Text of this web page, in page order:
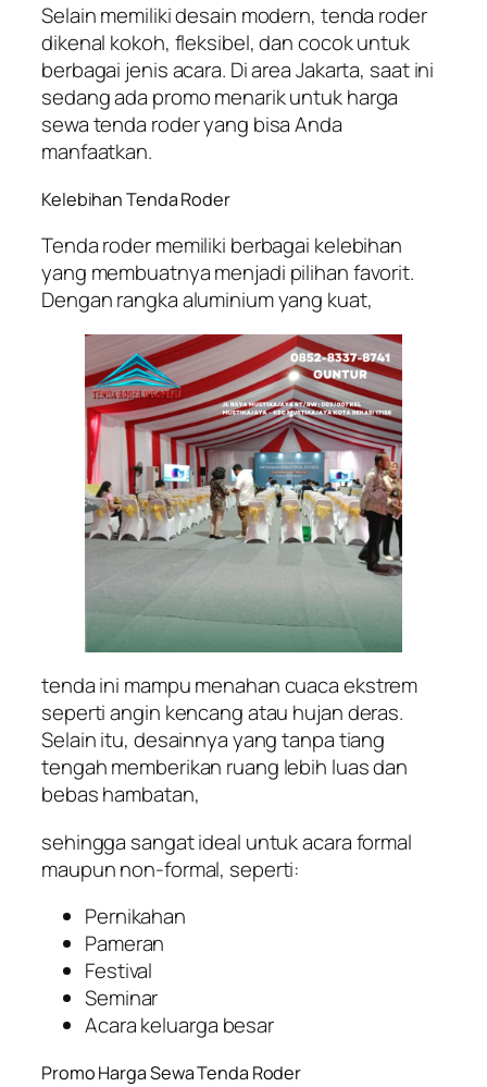
Selain memiliki desain modern, tenda roder
dikenal kokoh, fleksibel, dan cocok untuk
berbagai jenis acara. Di area Jakarta, saat ini
sedang ada promo menarik untuk harga
sewa tenda roder yang bisa Anda
manfaatkan.
Kelebihan Tenda Roder
Tenda roder memiliki berbagai kelebihan
yang membuatnya menjadi pilihan favorit.
Dengan rangka aluminium yang kuat,
tenda ini mampu menahan cuaca ekstrem
seperti angin kencang atau hujan deras.
Selain itu, desainnya yang tanpa tiang
tengah memberikan ruang lebih luas dan
bebas hambatan,
sehingga sangat ideal untuk acara formal
maupun non-formal, seperti:
Pernikahan
Pameran
Festival
Seminar
Acara keluarga besar
Promo Harga Sewa Tenda Roder